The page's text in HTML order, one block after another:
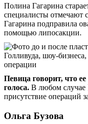
Полина Гагарина
специалисты отмечают
Гагарина подправила
помощью липосакции.
Певица говорит, что
голоса. В любом случае
присутствие операций
Ольга Бузова